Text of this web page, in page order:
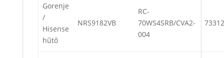
Gorenje
/
Hisense
hűtő
NRS9182VB
RC-
70WS4SRB/CVA2-
004